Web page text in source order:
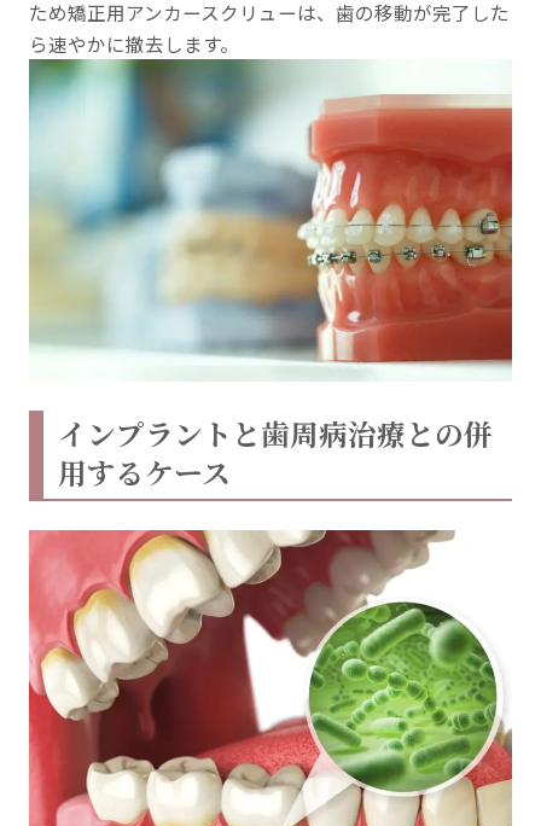
ため矯正用アンカースクリューは、歯の移動が完了した
ら速やかに撤去します。
インプラントと歯周病治療との併
用するケース